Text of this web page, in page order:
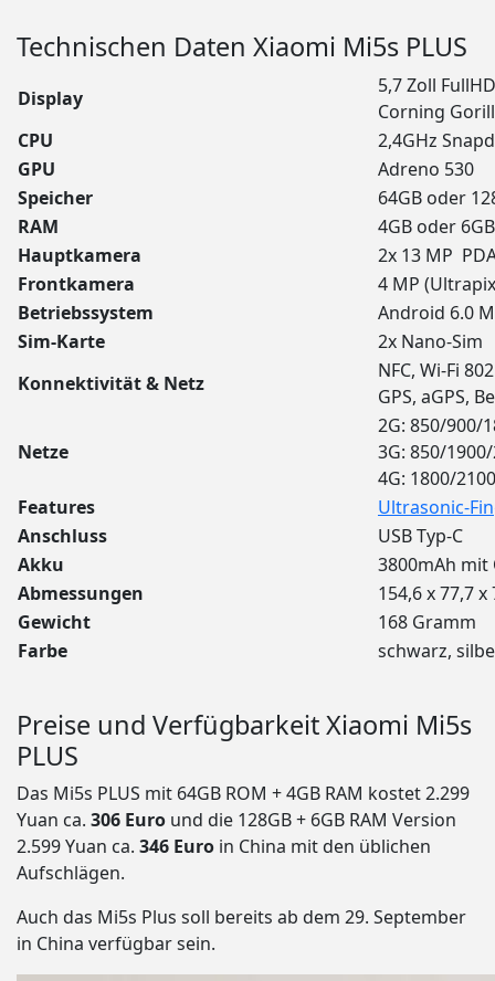
Technischen Daten Xiaomi Mi5s PLUS
Display
5,7 Zoll
Corning
CPU
2,4GHz
GPU
Adreno 530
Speicher
64GB oder
RAM
4GB oder
Hauptkamera
2x 13 MP
Frontkamera
4 MP
Betriebssystem
Android 6.0
Sim-Karte
2x Nano-Sim
Konnektivität & Netz
NFC, Wi-Fi
GPS, aGPS,
Netze
2G: 850/900/
3G: 850/
4G: 1800/
Features
Ultrasonic-
Anschluss
USB Typ-C
Akku
3800mAh mit
Abmessungen
154,6 x 77,7
Gewicht
168 Gramm
Farbe
schwarz,
Preise und Verfügbarkeit Xiaomi Mi5s
PLUS
Das Mi5s PLUS mit 64GB ROM + 4GB RAM kostet 2.299
Yuan ca. 306 Euro und die 128GB + 6GB RAM Version
2.599 Yuan ca. 346 Euro in China mit den üblichen
Aufschlägen.
Auch das Mi5s Plus soll bereits ab dem 29. September
in China verfügbar sein.